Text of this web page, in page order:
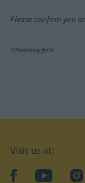
Please confirm you
*Mandatory field
Visit us at:
facebookYouTube